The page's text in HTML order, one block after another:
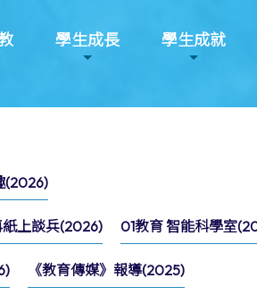
學生成長 學生成就
(2026)
上談兵(2026) 01教育 智能科學室
《教育傳媒》報導(2025)